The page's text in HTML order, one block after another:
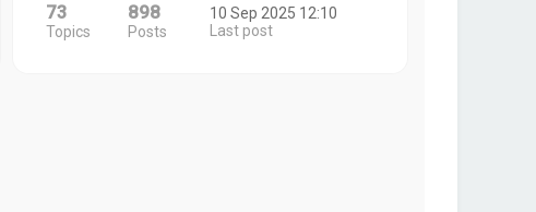
73
Topics
898
Posts
10 Sep 2025 12:10
Last post